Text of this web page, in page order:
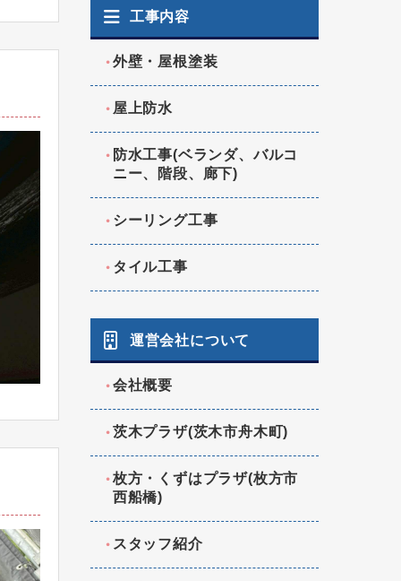
工事内容
外壁・屋根塗装
屋上防水
防水工事(ベランダ、バルコ
ニー、階段、廊下)
シーリング工事
タイル工事
運営会社について
会社概要
茨木プラザ(茨木市舟木町)
枚方・くずはプラザ(枚方市
西船橋)
スタッフ紹介